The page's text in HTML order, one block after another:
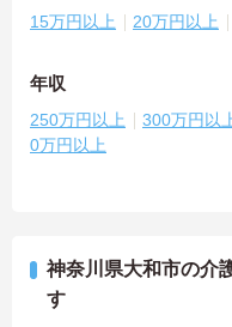
15万円以上 20万円以上
年収
250万円以上 300万円以
0万円以上
神奈川県大和市の介
す